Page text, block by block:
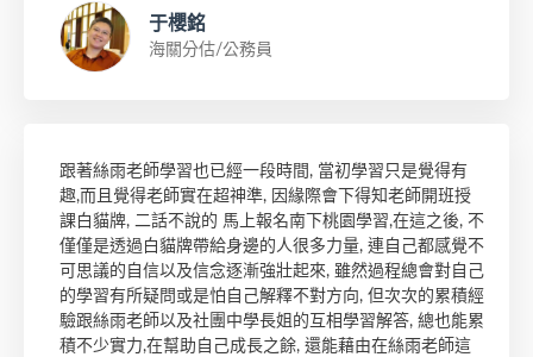
于櫻銘
海關分估/公務員
跟著絲雨老師學習也已經一段時間, 當初學習只是覺得有
趣,而且覺得老師實在超神準, 因緣際會下得知老師開班授
課白貓牌, 二話不說的 馬上報名南下桃園學習,在這之後, 不
僅僅是透過白貓牌帶給身邊的人很多力量, 連自己都感覺不
可思議的自信以及信念逐漸強壯起來, 雖然過程總會對自己
的學習有所疑問或是怕自己解釋不對方向, 但次次的累積經
驗跟絲雨老師以及社團中學長姐的互相學習解答, 總也能累
積不少實力,在幫助自己成長之餘, 還能藉由在絲雨老師這